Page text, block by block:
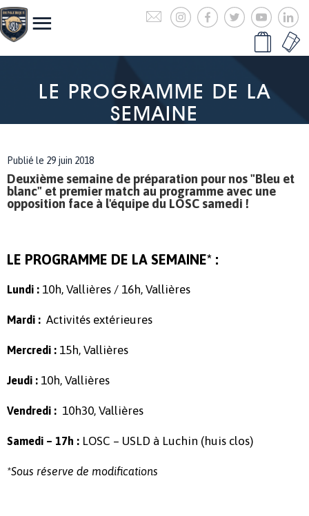
LE PROGRAMME DE LA
SEMAINE
Publié le 29 juin 2018
Deuxième semaine de préparation pour nos "Bleu et
blanc" et premier match au programme avec une
opposition face à l'équipe du LOSC samedi !
LE PROGRAMME DE LA SEMAINE* :
Lundi : 10h, Vallières / 16h, Vallières
Mardi : Activités extérieures
Mercredi : 15h, Vallières
Jeudi : 10h, Vallières
Vendredi : 10h30, Vallières
Samedi – 17h : LOSC – USLD à Luchin (huis clos)
*Sous réserve de modifications